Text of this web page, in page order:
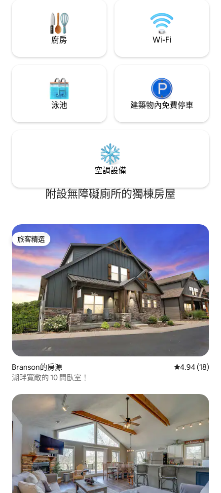
屬的 TOUCHSTAY 數位旅遊指南，內含當
的家庭的好選擇！
廚房 Wi-Fi
泳池 建築物內免費停車
空調設備
附設無障礙廁所的獨棟房屋
旅客精選
旅客精選
Branson的房源 從 18 則評價
4.94 (18)
湖畔寬敞的 10 間臥室！